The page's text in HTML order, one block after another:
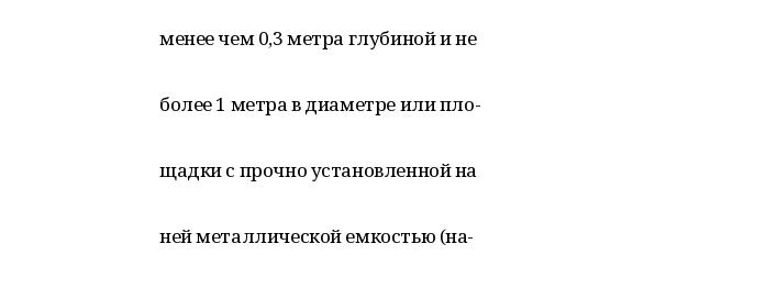
менее чем 0,3 метра глубиной и не
более 1 метра в диаметре или пло-
щадки с прочно установленной на
ней металлической емкостью (на-